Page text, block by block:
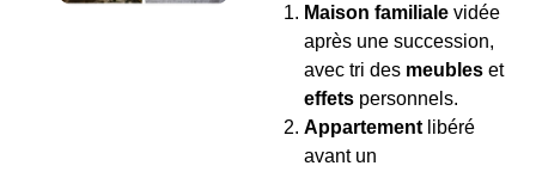
Maison familiale vidée
après une succession,
avec tri des meubles et
effets personnels.
Appartement libéré
avant un